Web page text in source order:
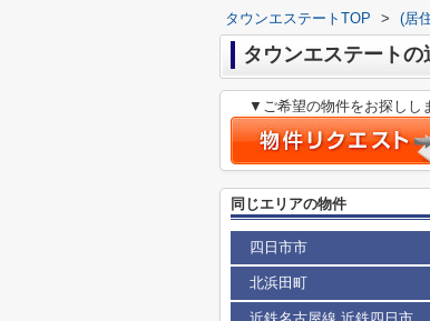
タウンエステートTOP > (居
タウンエステート
▼ご希望の物件をお探しし
同じエリアの物件
四日市市
北浜田町